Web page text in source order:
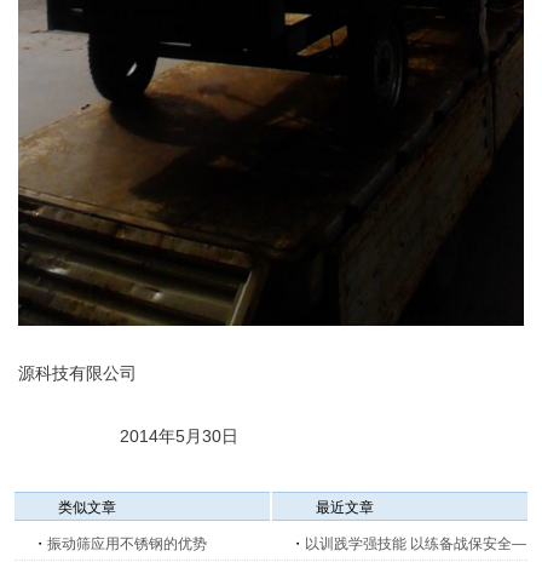
源科技有限公司
2014年5月30日
类似文章
・ 振动筛应用不锈钢的优势
最近文章
・ 以训践学强技能 以练备战保安全—